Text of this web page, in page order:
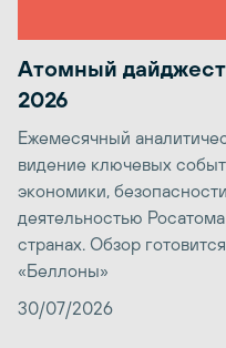
Атомный
2026
Ежемесячный
видение ключевых
экономики,
деятельностью
странах. Обзор
«Беллоны»
30/07/2026